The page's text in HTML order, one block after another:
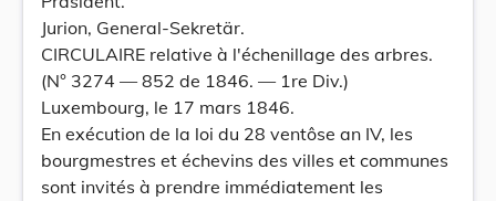
Jurion, General-Sekretär.
CIRCULAIRE relative à l'échenillage des arbres.
(N° 3274 — 852 de 1846. — 1re Div.)
Luxembourg, le 17 mars 1846.
En exécution de la loi du 28 ventôse an IV, les
bourgmestres et échevins des villes et communes
sont invités à prendre immédiatement les